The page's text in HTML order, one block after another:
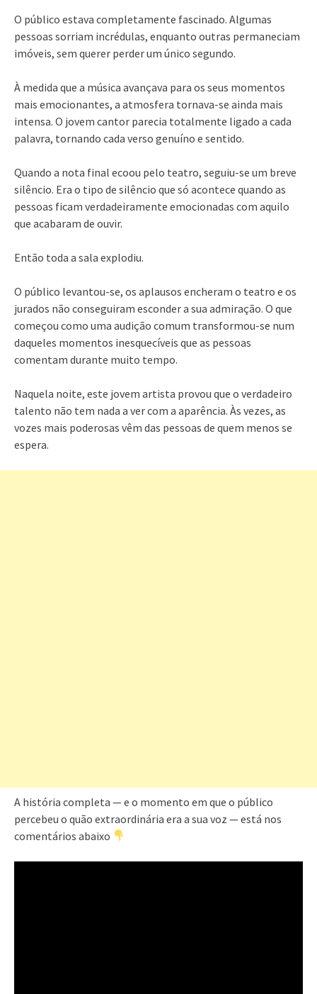
O público estava completamente fascinado. Algumas
pessoas sorriam incrédulas, enquanto outras permaneciam
imóveis, sem querer perder um único segundo.
À medida que a música avançava para os seus momentos
mais emocionantes, a atmosfera tornava-se ainda mais
intensa. O jovem cantor parecia totalmente ligado a cada
palavra, tornando cada verso genuíno e sentido.
Quando a nota final ecoou pelo teatro, seguiu-se um breve
silêncio. Era o tipo de silêncio que só acontece quando as
pessoas ficam verdadeiramente emocionadas com aquilo
que acabaram de ouvir.
Então toda a sala explodiu.
O público levantou-se, os aplausos encheram o teatro e os
jurados não conseguiram esconder a sua admiração. O que
começou como uma audição comum transformou-se num
daqueles momentos inesquecíveis que as pessoas
comentam durante muito tempo.
Naquela noite, este jovem artista provou que o verdadeiro
talento não tem nada a ver com a aparência. Às vezes, as
vozes mais poderosas vêm das pessoas de quem menos se
espera.
A história completa — e o momento em que o público
percebeu o quão extraordinária era a sua voz — está nos
comentários abaixo